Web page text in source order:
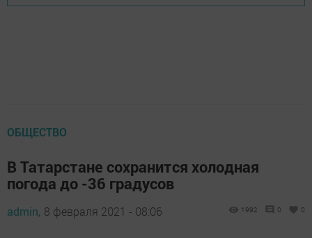
ОБЩЕСТВО
В Татарстане сохранится холодная
погода до -36 градусов
admin, 8 февраля 2021 - 08:06 1992 0 0